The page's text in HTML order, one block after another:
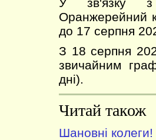
Оранжерейний
до 17 серпня
З 18 серпня
звичайним
дні).
Читай також
Шановні колеги!